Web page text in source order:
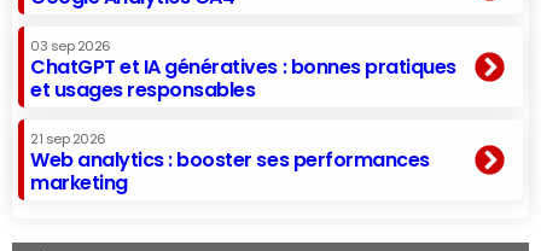
03 sep 2026
ChatGPT et IA génératives : bonnes pratiques
et usages responsables
21 sep 2026
Web analytics : booster ses performances
marketing